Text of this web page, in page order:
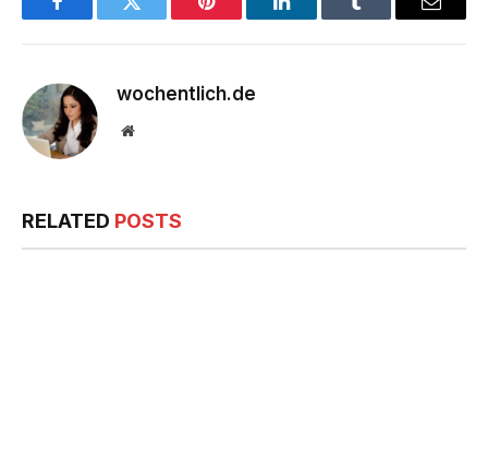
FacebookTwitter Pinterest LinkedInTumblr Email
wochentlich.de
Website
RELATED POSTS